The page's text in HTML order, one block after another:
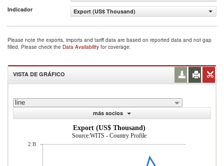
Indicador
Export (US$ Thousand)
Please note the exports, imports and tariff data are based on reported data and not gap
filled. Please check the Data Availability for coverage.
VISTA DE GRÁFICO
line
más socios
Export (US$ Thousand)
Source:WITS - Country Profile
2 B